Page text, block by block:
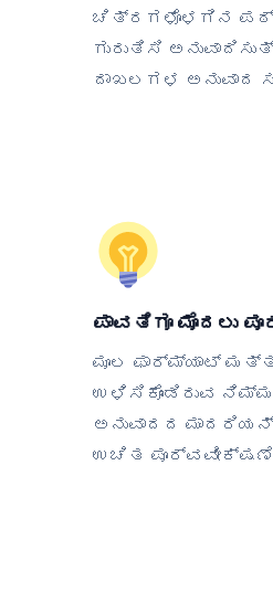
ಚಿತ್ರಗಳೊಳಗಿನ
ಗುರುತಿಸಿ
ದಾಖಲಗಳ ಅನುವಾದ
ಪಾವತಿಗೂ ಮೊದಲು
ಮೂಲ ಫಾರ್ಮ್ಯಾಟ್
ಉಳಿಸಿಕೊಂಡಿರುವ ನಿಮ್ಮ
ಅನುವಾದದ
ಉಚಿತ